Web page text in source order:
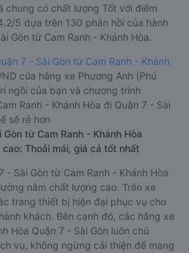
chung có chất lượng Tốt với điểm
5 dựa trên 130 phản hồi của hành
Gòn từ Cam Ranh - Khánh Hòa.
7 - Sài Gòn từ Cam Ranh - Khánh
của hãng xe Phương Anh (Phú
ngồi của bạn và chương trình
Ranh - Khánh Hòa đi Quận 7 - Sài
sẽ rẻ hơn
từ Cam Ranh - Khánh Hòa
Thoải mái, giá cả tốt nhất
- Sài Gòn từ Cam Ranh - Khánh Hòa
nằm chất lượng cao. Trên xe
trang thiết bị hiện đại phục vụ cho
khách. Bên cạnh đó, các hãng xe
Hòa Quận 7 - Sài Gòn luôn chú
vụ, không ngừng cải thiện để mang